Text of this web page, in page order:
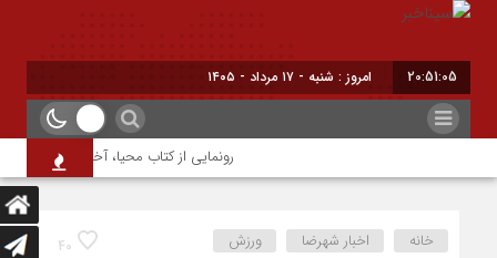
20:51:05 امروز : شنبه - ۱۷ مرداد - ۱۴۰۵
رونمایی از کتاب محیا، آخرین اثر
40 خانه اخبار شهرضا ورزش